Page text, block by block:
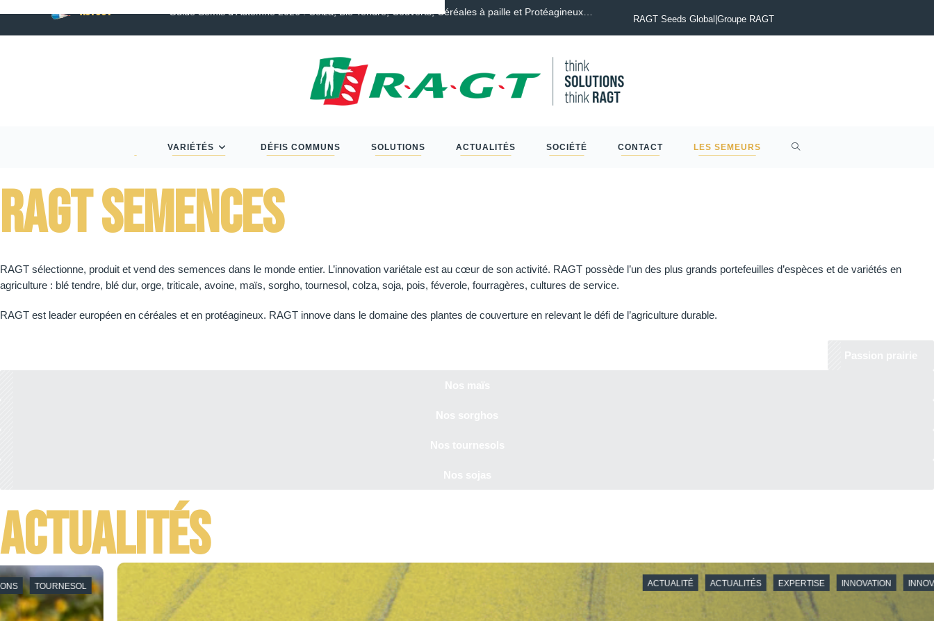
ACTUS : Guide Semis d’Automne 2026 : Colza, Blé Tendre, Couverts, Céréales à paille et Protéagineux…
RAGT Seeds Global|Groupe RAGT
VARIÉTÉS DÉFIS COMMUNS SOLUTIONS ACTUALITÉS SOCIÉTÉ CONTACT LES SEMEURS
Ragt Semences
RAGT sélectionne, produit et vend des semences dans le monde entier. L’innovation variétale est au cœur de son activité. RAGT possède l’un des plus grands portefeuilles d’espèces et de variétés en
agriculture : blé tendre, blé dur, orge, triticale, avoine, maïs, sorgho, tournesol, colza, soja, pois, féverole, fourragères, cultures de service.
RAGT est leader européen en céréales et en protéagineux. RAGT innove dans le domaine des plantes de couverture en relevant le défi de l’agriculture durable.
Actualités
EXPERTISE INNOVATION INNOVATIONS RECHERCHE